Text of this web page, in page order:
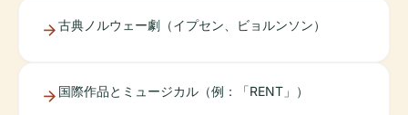
古典ノルウェー劇（イプセン、ビョルンソン）
国際作品とミュージカル（例：「RENT」）